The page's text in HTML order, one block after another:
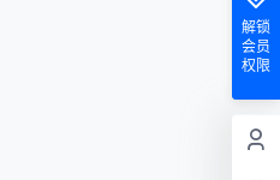
解锁
会员
权限